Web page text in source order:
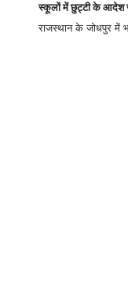
स्कूलों में छुट्टी के आदेश
राजस्थान के जोधपुर में